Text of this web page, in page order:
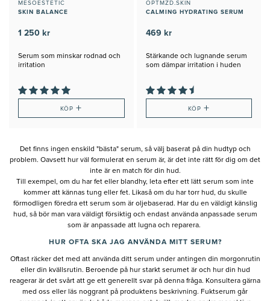
MESOESTETIC
SKIN BALANCE
1 250 kr
Serum som minskar rodnad och
irritation
KÖP+
OPTMZD.SKIN
CALMING HYDRATING SERUM
469 kr
Stärkande och lugnande serum
som dämpar irritation i huden
KÖP +
Det finns ingen enskild "bästa" serum, så välj baserat på din hudtyp och
problem. Oavsett hur väl formulerat en serum är, är det inte rätt för dig om det
inte är en match för din hud.
Till exempel, om du har fet eller blandhy, leta efter ett lätt serum som inte
kommer att kännas tung eller fet. Likaså om du har torr hud, du skulle
förmodligen föredra ett serum som är oljebaserad. Har du en väldigt känslig
hud, så bör man vara väldigt försiktig och endast använda anpassade serum
som är anpassade att lugna och reparera.
HUR OFTA SKA JAG ANVÄNDA MITT SERUM?
Oftast räcker det med att använda ditt serum under antingen din morgonrutin
eller din kvällsrutin. Beroende på hur starkt serumet är och hur din hud
reagerar är det svårt att ge ett generellt svar på denna fråga. Konsultera gärna
med oss eller läs noggrant på produktens beskrivning. Fuktserum går